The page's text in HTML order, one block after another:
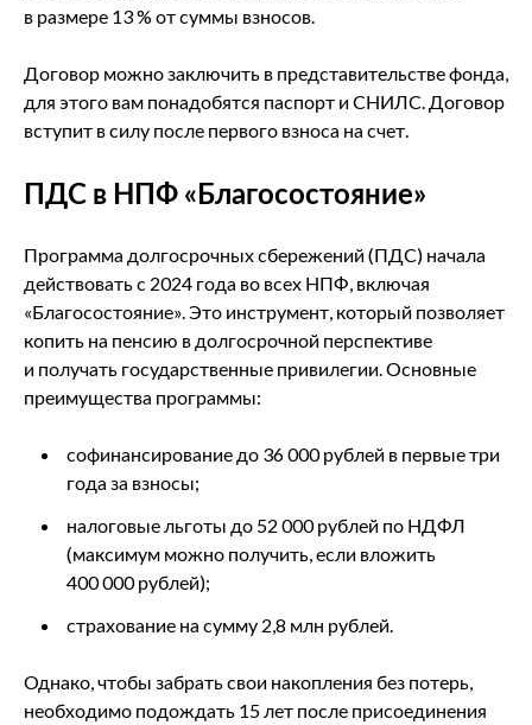
в размере 13 % от суммы взносов.
Договор можно заключить в представительстве фонда,
для этого вам понадобятся паспорт и СНИЛС. Договор
вступит в силу после первого взноса на счет.
ПДС в НПФ «Благосостояние»
Программа долгосрочных сбережений (ПДС) начала
действовать с 2024 года во всех НПФ, включая
«Благосостояние». Это инструмент, который позволяет
копить на пенсию в долгосрочной перспективе
и получать государственные привилегии. Основные
преимущества программы:
софинансирование до 36 000 рублей в первые три
года за взносы;
налоговые льготы до 52 000 рублей по НДФЛ
(максимум можно получить, если вложить
400 000 рублей);
страхование на сумму 2,8 млн рублей.
Однако, чтобы забрать свои накопления без потерь,
необходимо подождать 15 лет после присоединения